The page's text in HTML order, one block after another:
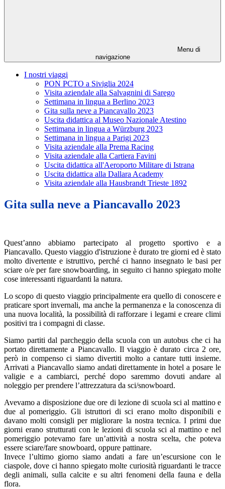
Menu di
navigazione
I nostri viaggi
PON PCTO a Siviglia 2024
Visita aziendale alla Salvagnini di Sarego
Settimana in lingua a Berlino 2023
Gita sulla neve a Piancavallo 2023
Uscita didattica al Museo Nazionale Atestino
Settimana in lingua a Würzburg 2023
Settimana in lingua a Parigi 2023
Visita aziendale alla Prema Racing
Visita aziendale alla Cartiera Favini
Uscita didattica all'Aeroporto Militare di Istrana
Uscita didattica alla Dallara Academy
Visita aziendale alla Hausbrandt Trieste 1892
Gita sulla neve a Piancavallo 2023
Quest’anno abbiamo partecipato al progetto sportivo e a
Piancavallo. Questo viaggio d'istruzione è durato tre giorni ed è stato
molto divertente e istruttivo, perché ci hanno insegnato le basi per
sciare o/e per fare snowboarding, in seguito ci hanno spiegato molte
cose interessanti riguardanti la natura.
Lo scopo di questo viaggio principalmente era quello di conoscere e
praticare sport invernali, ma anche la permanenza e la conoscenza di
una nuova località, la possibilità di rafforzare i legami e creare climi
positivi tra i compagni di classe.
Siamo partiti dal parcheggio della scuola con un autobus che ci ha
portato direttamente a Piancavallo. Il viaggio è durato circa 2 ore,
però in compenso ci siamo divertiti molto a cantare tutti insieme.
Arrivati a Piancavallo siamo andati direttamente in hotel a posare le
valigie e a cambiarci, perché dopo saremmo dovuti andare al
noleggio per prendere l’attrezzatura da sci/snowboard.
Avevamo a disposizione due ore di lezione di scuola sci al mattino e
due al pomeriggio. Gli istruttori di sci erano molto disponibili e
davano molti consigli per migliorare la nostra tecnica. I primi due
giorni erano strutturati con le lezioni di scuola sci al mattino e nel
pomeriggio potevamo fare un’attività a nostra scelta, che poteva
essere sciare/fare snowboard, oppure pattinare.
Invece l’ultimo giorno siamo andati a fare un’escursione con le
ciaspole, dove ci hanno spiegato molte curiosità riguardanti le tracce
degli animali, sulla calcite e su altri fenomeni della fauna e della
flora.